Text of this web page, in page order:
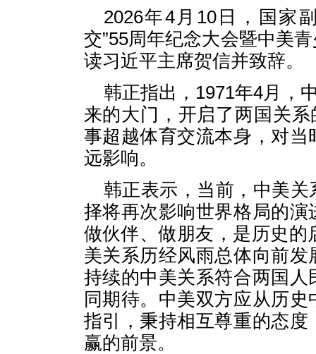
2026年4月10日，国家
交”55周年纪念大会暨中美
读习近平主席贺信并致辞。
韩正指出，1971年4月，
来的大门，开启了两国关
事超越体育交流本身，对
远影响。
韩正表示，当前，中美
择将再次影响世界格局的
做伙伴、做朋友，是历史
美关系历经风雨总体向前
持续的中美关系符合两国
同期待。中美双方应从历
指引，秉持相互尊重的态
赢的前景。